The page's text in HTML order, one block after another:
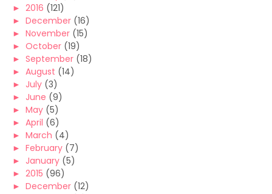
► 2016 (121)
► December (16)
► November (15)
► October (19)
► September (18)
► August (14)
► July (3)
► June (9)
► May (5)
► April (6)
► March (4)
► February (7)
► January (5)
► 2015 (96)
► December (12)